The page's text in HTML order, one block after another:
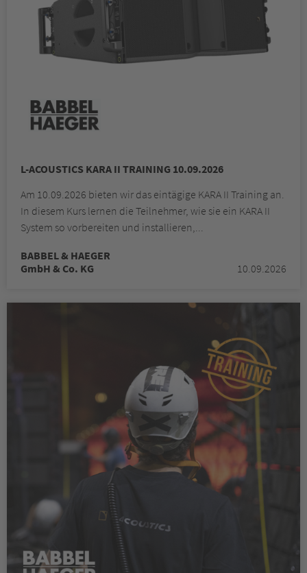
L-ACOUSTICS KARA II TRAINING 10.09.2026
Am 10.09.2026 bieten wir das eintägige KARA II Training an.
In diesem Kurs lernen die Teilnehmer, wie sie ein KARA II
System so vorbereiten und installieren,...
BABBEL & HAEGER
GmbH & Co. KG
10.09.2026